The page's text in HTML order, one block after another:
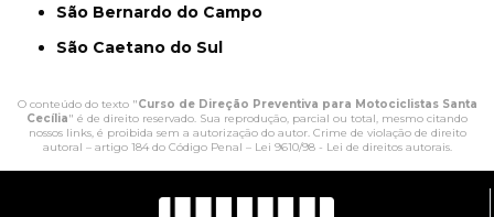
São Bernardo do Campo
São Caetano do Sul
O conteúdo do texto "Curso de Direção Preventiva para Motociclistas Santa
Cecília" é de direito reservado. Sua reprodução, parcial ou total, mesmo citando
nossos links, é proibida sem a autorização do autor. Crime de violação de direito
autoral – artigo 184 do Código Penal – Lei 9610/98 - Lei de direitos autorais.